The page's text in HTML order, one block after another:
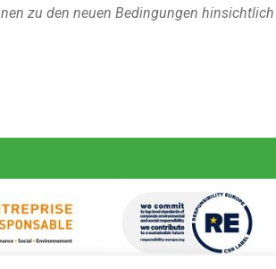
zu den neuen Bedingungen